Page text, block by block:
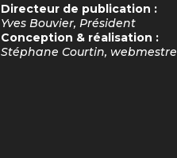
Directeur de publication :
Yves Bouvier, Président
Conception & réalisation :
Stéphane Courtin, webmestre